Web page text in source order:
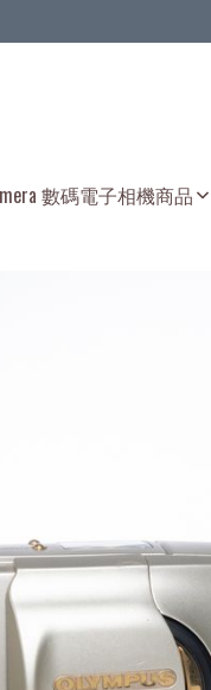
數碼電子相機商品